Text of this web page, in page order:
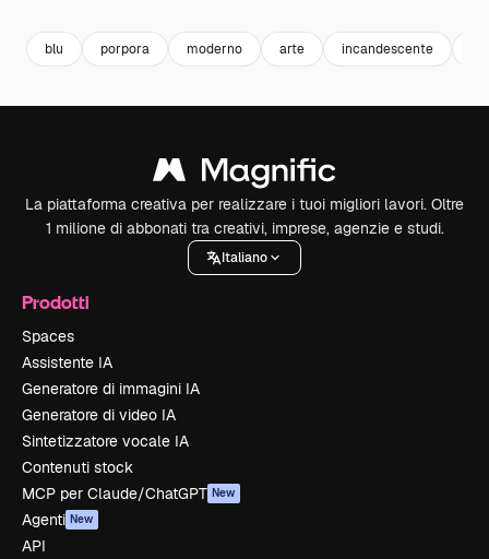
blu porpora moderno arte incandescente
La piattaforma creativa per realizzare i tuoi migliori lavori. Oltre
1 milione di abbonati tra creativi, imprese, agenzie e studi.
Italiano
Prodotti
Spaces
Assistente IA
Generatore di immagini IA
Generatore di video IA
Sintetizzatore vocale IA
Contenuti stock
MCP per Claude/ChatGPT New
Agenti New
API